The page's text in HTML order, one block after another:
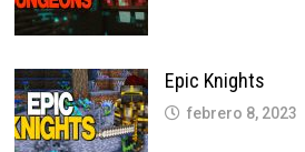
Epic Knights
febrero 8, 2023